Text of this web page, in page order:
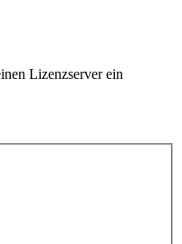
Lizenzserver ein